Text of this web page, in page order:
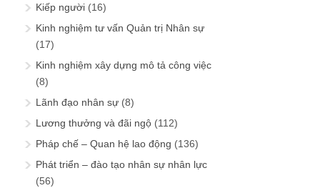
Kiếp người (16)
Kinh nghiệm tư vấn Quản trị Nhân sự
(17)
Kinh nghiệm xây dựng mô tả công việc
(8)
Lãnh đạo nhân sự (8)
Lương thưởng và đãi ngộ (112)
Pháp chế – Quan hệ lao động (136)
Phát triển – đào tạo nhân sự nhân lực
(56)